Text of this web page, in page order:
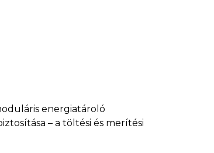
energiatároló
– a töltési és merítési